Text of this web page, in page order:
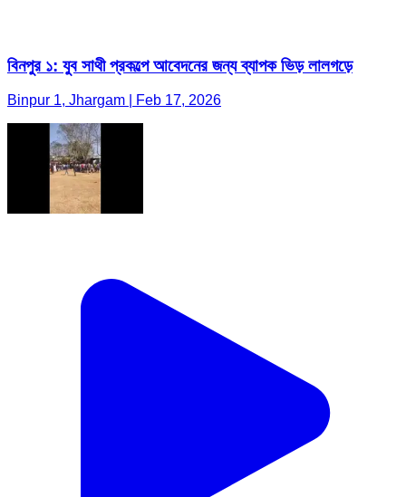
বিনপুর ১: যুব সাথী প্রকল্পে আবেদনের জন্য ব্যাপক ভিড় লালগড়ে
Binpur 1, Jhargam | Feb 17, 2026